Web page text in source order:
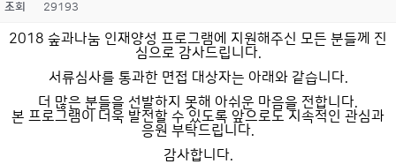
조회 29193
2018 숲과나눔 인재양성 프로그램에 지원해주신 모든 분들께 진
심으로 감사드립니다.
서류심사를 통과한 면접 대상자는 아래와 같습니다.
더 많은 분들을 선발하지 못해 아쉬운 마음을 전합니다.
본 프로그램이 더욱 발전할 수 있도록 앞으로도 지속적인 관심과
응원 부탁드립니다.
감사합니다.